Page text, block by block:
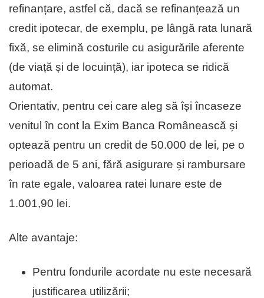
refinanțare, astfel că, dacă se refinanțează un
credit ipotecar, de exemplu, pe lângă rata lunară
fixă, se elimină costurile cu asigurările aferente
(de viață și de locuință), iar ipoteca se ridică
automat.
Orientativ, pentru cei care aleg să își încaseze
venitul în cont la Exim Banca Românească și
optează pentru un credit de 50.000 de lei, pe o
perioadă de 5 ani, fără asigurare și rambursare
în rate egale, valoarea ratei lunare este de
1.001,90 lei.
Alte avantaje:
Pentru fondurile acordate nu este necesară
justificarea utilizării;